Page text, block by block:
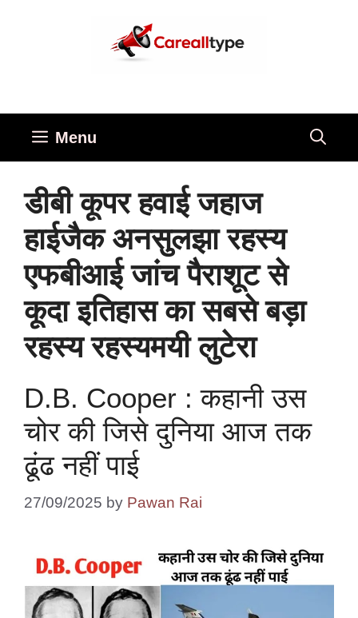
Menu
डीबी कूपर हवाई जहाज
हाईजैक अनसुलझा रहस्य
एफबीआई जांच पैराशूट से
कूदा इतिहास का सबसे बड़ा
रहस्य रहस्यमयी लुटेरा
D.B. Cooper : कहानी उस
चोर की जिसे दुनिया आज तक
ढूंढ नहीं पाई
27/09/2025 by Pawan Rai